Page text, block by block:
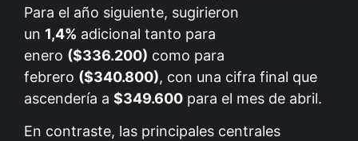
Para el año siguiente, sugirieron
un 1,4% adicional tanto para
enero ($336.200) como para
febrero ($340.800), con una cifra final que
ascendería a $349.600 para el mes de abril.
En contraste, las principales centrales